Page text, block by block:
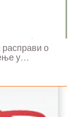
расправи о
у...